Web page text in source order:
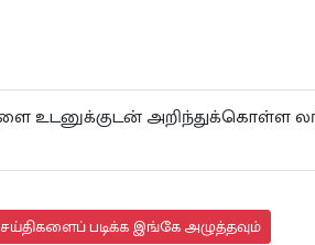
உடனுக்குடன் அறிந்துக்கொள்ள
படிக்க இங்கே அழுத்தவும்